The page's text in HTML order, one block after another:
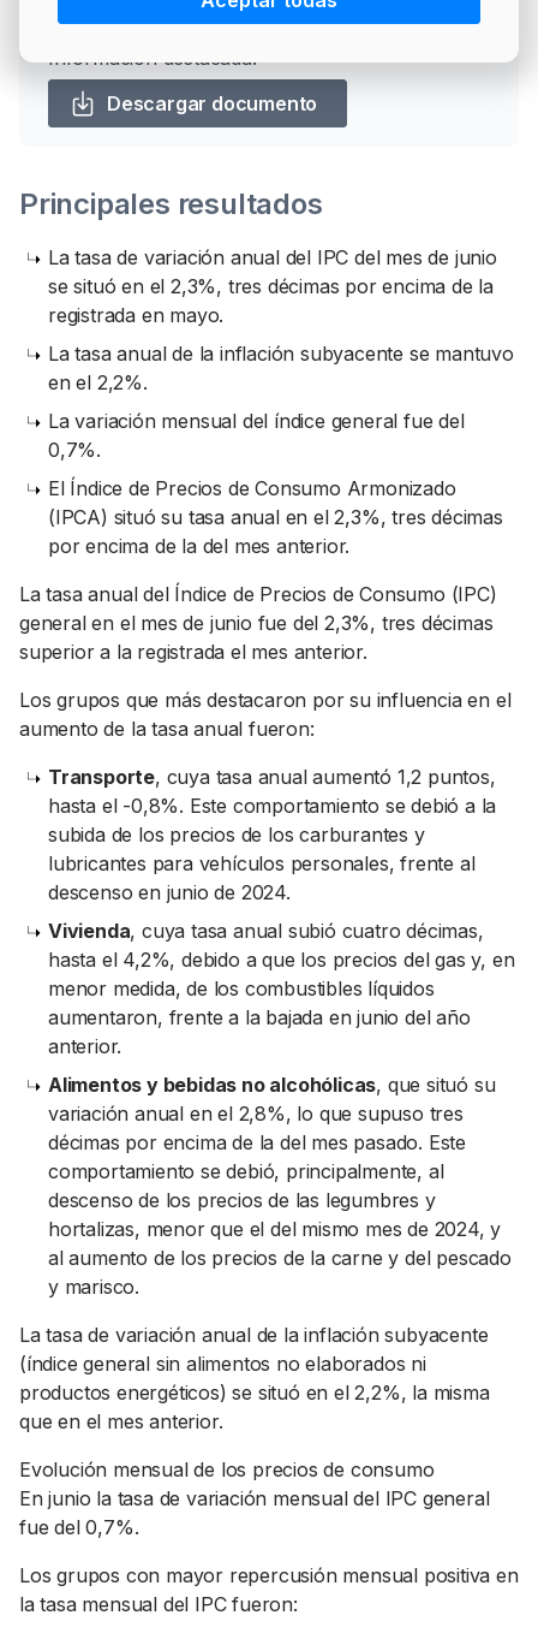
Información destacada:
Descargar documento
Principales resultados
La tasa de variación anual del IPC del mes de junio
se situó en el 2,3%, tres décimas por encima de la
registrada en mayo.
La tasa anual de la inflación subyacente se mantuvo
en el 2,2%.
La variación mensual del índice general fue del
0,7%.
El Índice de Precios de Consumo Armonizado
(IPCA) situó su tasa anual en el 2,3%, tres décimas
por encima de la del mes anterior.
La tasa anual del Índice de Precios de Consumo (IPC)
general en el mes de junio fue del 2,3%, tres décimas
superior a la registrada el mes anterior.
Los grupos que más destacaron por su influencia en el
aumento de la tasa anual fueron:
Transporte, cuya tasa anual aumentó 1,2 puntos,
hasta el -0,8%. Este comportamiento se debió a la
subida de los precios de los carburantes y
lubricantes para vehículos personales, frente al
descenso en junio de 2024.
Vivienda, cuya tasa anual subió cuatro décimas,
hasta el 4,2%, debido a que los precios del gas y, en
menor medida, de los combustibles líquidos
aumentaron, frente a la bajada en junio del año
anterior.
Alimentos y bebidas no alcohólicas, que situó su
variación anual en el 2,8%, lo que supuso tres
décimas por encima de la del mes pasado. Este
comportamiento se debió, principalmente, al
descenso de los precios de las legumbres y
hortalizas, menor que el del mismo mes de 2024, y
al aumento de los precios de la carne y del pescado
y marisco.
La tasa de variación anual de la inflación subyacente
(índice general sin alimentos no elaborados ni
productos energéticos) se situó en el 2,2%, la misma
que en el mes anterior.
Evolución mensual de los precios de consumo
En junio la tasa de variación mensual del IPC general
fue del 0,7%.
Los grupos con mayor repercusión mensual positiva en
la tasa mensual del IPC fueron:
NEWSLETTER
LÍDERES EQUIPAMIENTOS Y SERVICIOS DEL
SECTOR
GSO AGRÍCOLA
GSO PROFESIONAL
EXISTENCIAS
MOD. 500-503
MODELO 319
LÍDERES EQUIPAMIENTOS Y SERVICIOS SECTOR